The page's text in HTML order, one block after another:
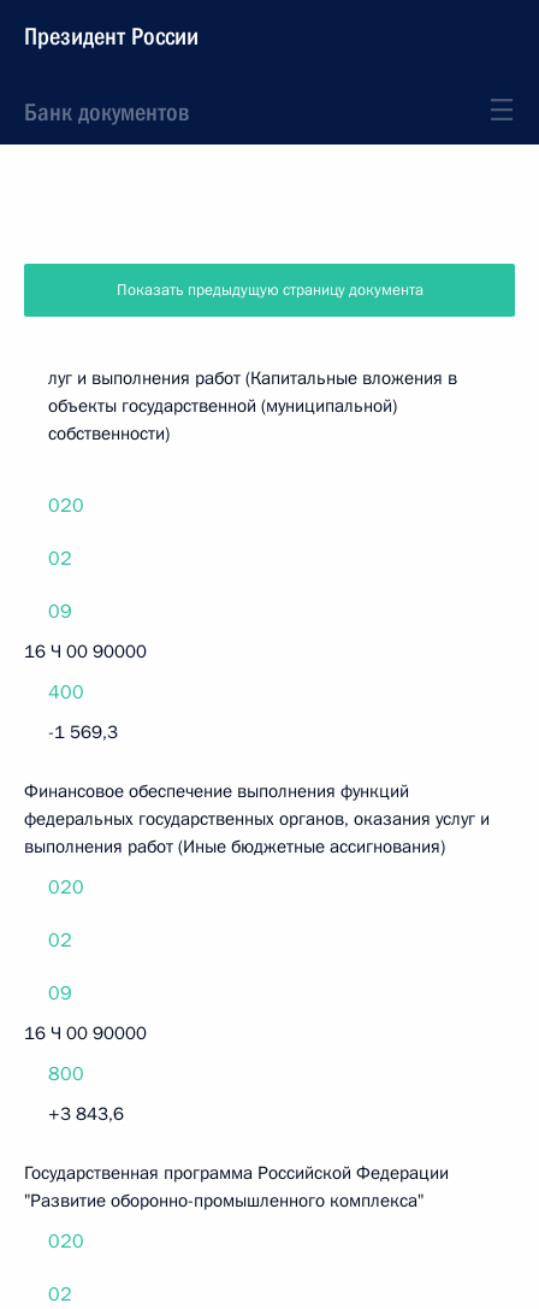
Президент России
Банк документов
Показать предыдущую страницу документа
луг и выполнения работ (Капитальные вложения в
объекты государственной (муниципальной)
собственности)
020
02
09
16 Ч 00 90000
400
-1 569,3
Финансовое обеспечение выполнения функций
федеральных государственных органов, оказания услуг и
выполнения работ (Иные бюджетные ассигнования)
020
02
09
16 Ч 00 90000
800
+3 843,6
Государственная программа Российской Федерации
"Развитие оборонно-промышленного комплекса"
020
02